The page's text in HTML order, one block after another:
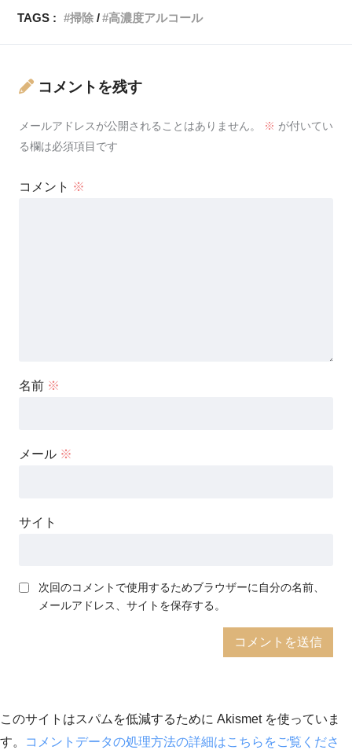
TAGS :
掃除 高濃度アルコール
コメントを残す
メールアドレスが公開されることはありません。 ※ が付いてい
る欄は必須項目です
コメント ※
名前 ※
メール ※
サイト
次回のコメントで使用するためブラウザーに自分の名前、
メールアドレス、サイトを保存する。
このサイトはスパムを低減するために Akismet を使っていま
す。
コメントデータの処理方法の詳細はこちらをご覧くださ